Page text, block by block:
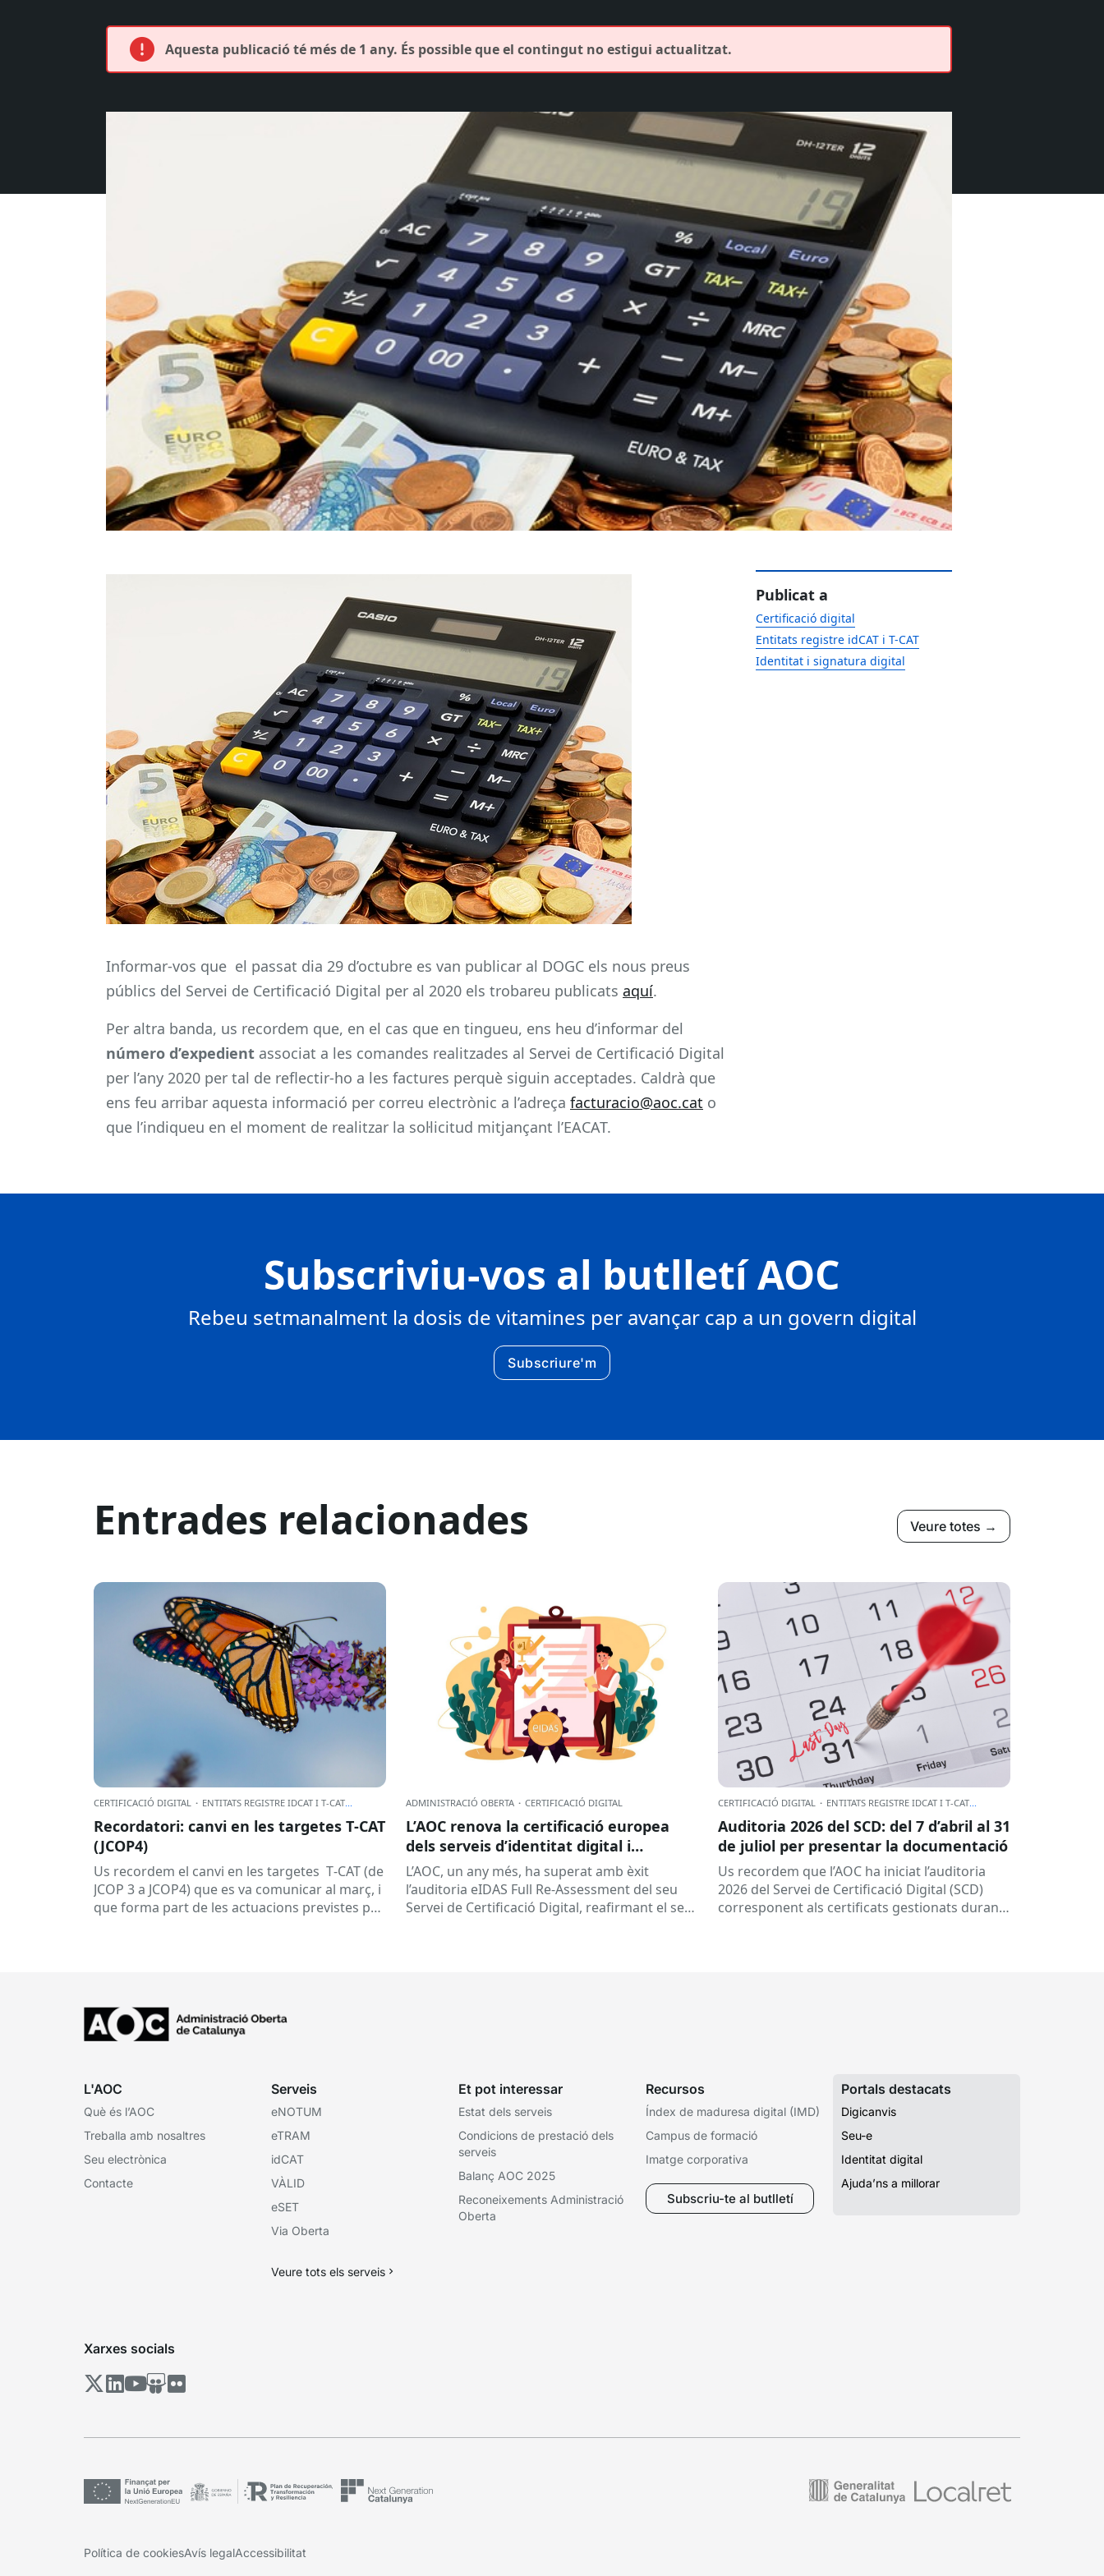
Aquesta publicació té més de 1 any. És possible que el contingut no estigui actualitzat.
Informar-vos que el passat dia 29 d’octubre es van publicar al DOGC els nous preus
públics del Servei de Certificació Digital per al 2020 els trobareu publicats aquí.
Per altra banda, us recordem que, en el cas que en tingueu, ens heu d’informar del
número d’expedient associat a les comandes realitzades al Servei de Certificació Digital
per l’any 2020 per tal de reflectir-ho a les factures perquè siguin acceptades. Caldrà que
ens feu arribar aquesta informació per correu electrònic a l’adreça facturacio@aoc.cat o
que l’indiqueu en el moment de realitzar la sol·licitud mitjançant l’EACAT.
Publicat a
Certificació digital
Entitats registre idCAT i T-CAT
Identitat i signatura digital
Subscriviu-vos al butlletí AOC
Rebeu setmanalment la dosis de vitamines per avançar cap a un govern digital
Subscriure'm
Entrades relacionades Veure totes →
CERTIFICACIÓ DIGITAL · ENTITATS REGISTRE IDCAT I T-CAT
Recordatori: canvi en les targetes T‑CAT
(JCOP4)
Us recordem el canvi en les targetes T‑CAT (de
JCOP 3 a JCOP4) que es va comunicar al març, i
que forma part de les actuacions previstes per
ADMINISTRACIÓ OBERTA · CERTIFICACIÓ DIGITAL
L’AOC renova la certificació europea
dels serveis d’identitat digital i
confiança (eIDAS)
L’AOC, un any més, ha superat amb èxit
l’auditoria eIDAS Full Re-Assessment del seu
Servei de Certificació Digital, reafirmant el seu
CERTIFICACIÓ DIGITAL · ENTITATS REGISTRE IDCAT I T-CAT
Auditoria 2026 del SCD: del 7 d’abril al 31
de juliol per presentar la documentació
Us recordem que l’AOC ha iniciat l’auditoria
2026 del Servei de Certificació Digital (SCD)
corresponent als certificats gestionats durant
L'AOC
Què és l’AOC
Treballa amb nosaltres
Seu electrònica
Contacte
Serveis
eNOTUM
eTRAM
idCAT
VÀLID
eSET
Via Oberta
Veure tots els serveis
Et pot interessar
Estat dels serveis
Condicions de prestació dels
serveis
Balanç AOC 2025
Reconeixements Administració
Oberta
Recursos
Índex de maduresa digital (IMD)
Campus de formació
Imatge corporativa
Subscriu-te al butlletí
Portals destacats
Digicanvis
Seu-e
Identitat digital
Ajuda’ns a millorar
Xarxes socials
Política de cookiesAvís legalAccessibilitat